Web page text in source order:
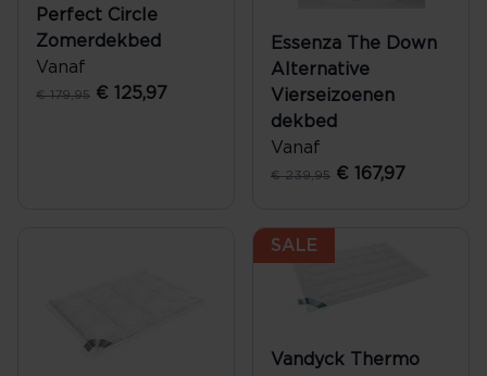
Perfect Circle
Zomerdekbed
Vanaf
€ 179,95 € 125,97
Essenza The Down
Alternative
Vierseizoenen
dekbed
Vanaf
€ 239,95 € 167,97
SALE
Vandyck Thermo